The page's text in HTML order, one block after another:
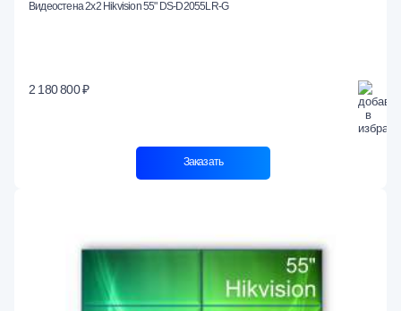
Видеостена 2x2 Hikvision 55" DS-D2055LR-G
2 180 800 ₽
Заказать